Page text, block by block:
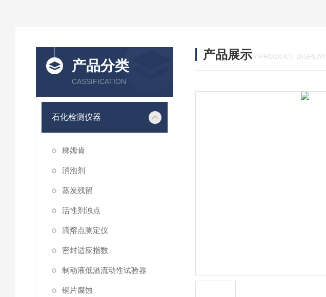
产品分类
CASSIFICATION
石化检测仪器
梯姆肯
消泡剂
蒸发残留
活性剂浊点
滴熔点测定仪
密封适应指数
制动液低温流动性试验器
铜片腐蚀
产品展示 / PRODUCT DISPLAY